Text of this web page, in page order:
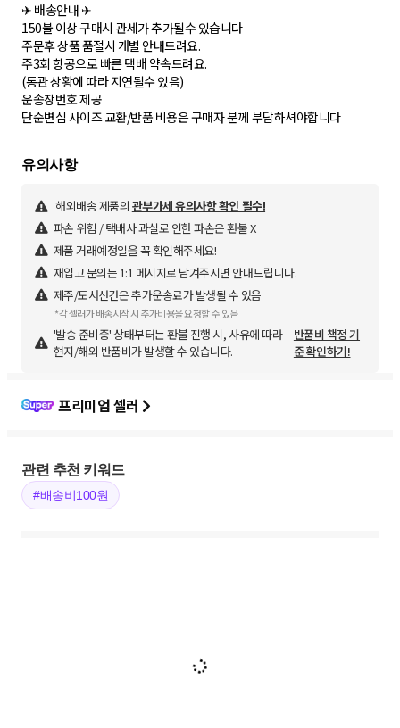
✈ 배송안내 ✈
150불 이상 구매시 관세가 추가될수 있습니다
주문후 상품 품절시 개별 안내드려요.
주3회 항공으로 빠른 택배 약속드려요.
(통관 상황에 따라 지연될수 있음)
운송장번호 제공
단순변심 사이즈 교환/반품 비용은 구매자 분께 부담하셔야합니다
유의사항
해외배송 제품의 관부가세 유의사항 확인 필수!
파손 위험 / 택배사 과실로 인한 파손은 환불 X
제품 거래예정일을 꼭 확인해주세요!
재입고 문의는 1:1 메시지로 남겨주시면 안내드립니다.
제주/도서산간은 추가운송료가 발생될 수 있음
*각 셀러가 배송시작 시 추가비용을 요청할 수 있음
'발송 준비중' 상태부터는 환불 진행 시, 사유에 따라
현지/해외 반품비가 발생할 수 있습니다.
반품비 책정 기
준 확인하기!
프리미엄 셀러
관련 추천 키워드
#배송비100원